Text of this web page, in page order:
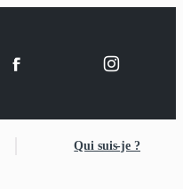
Qui suis-je ?